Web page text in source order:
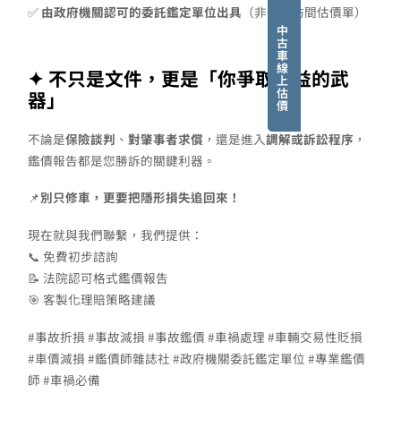
中
古
車
線
上
估
價
✅ 由政府機關認可的委託鑑定單位出具 （非一般坊間估價單）
✦ 不只是文件，更是「你爭取權益的武
器」
不論是保險談判 、 對肇事者求償 ，還是進入調解或訴訟程序 ，
鑑價報告都是您勝訴的關鍵利器。
📌別只修車，更要把隱形損失追回來！
現在就與我們聯繫，我們提供：
📞 免費初步諮詢
📝 法院認可格式鑑價報告
🎯 客製化理賠策略建議
#事故折損 #事故減損 #事故鑑價 #車禍處理 #車輛交易性貶損
#車價減損 #鑑價師雜誌社 #政府機關委託鑑定單位 #專業鑑價
師 #車禍必備